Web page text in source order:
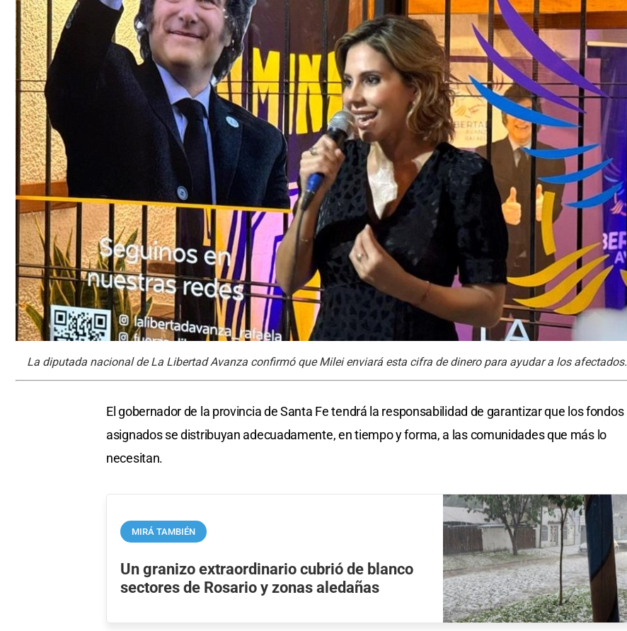
La diputada nacional de La Libertad Avanza confirmó que Milei enviará esta cifra de dinero para ayudar a los afectados.
El gobernador de la provincia de Santa Fe tendrá la responsabilidad de garantizar que los fondos
asignados se distribuyan adecuadamente, en tiempo y forma, a las comunidades que más lo
necesitan.
MIRÁ TAMBIÉN
Un granizo extraordinario cubrió de blanco
sectores de Rosario y zonas aledañas